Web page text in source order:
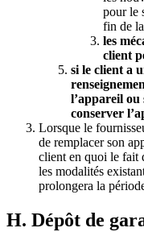
pour le
fin de
les
client
si le client a
l’appareil
conserver
Lorsque le
de remplacer son
client en quoi le fait
les modalités
prolongera la
H. Dépôt de